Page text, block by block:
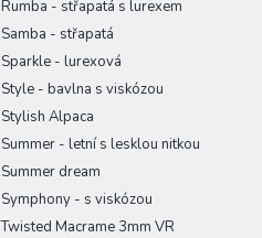
Rumba - střapatá s lurexem
Samba - střapatá
Sparkle - lurexová
Style - bavlna s viskózou
Stylish Alpaca
Summer - letní s lesklou nitkou
Summer dream
Symphony - s viskózou
Twisted Macrame 3mm VR